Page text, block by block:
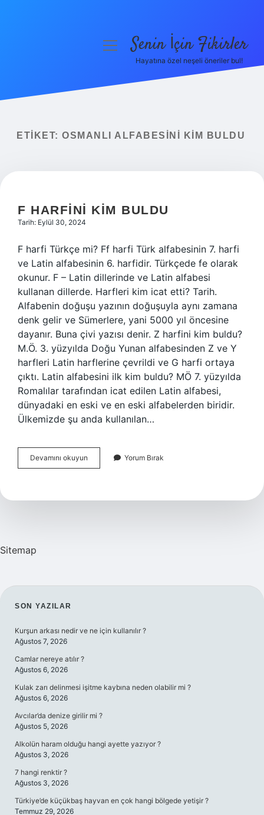
Yasal Uyarı
menüyüSenin İçin Fikirler
Hayatına özel neşeli öneriler bul!
ETIKET: OSMANLI ALFABESINI KIM BULDU
F HARFINI KIM BULDU
Tarih: Eylül 30, 2024
F harfi Türkçe mi? Ff harfi Türk alfabesinin 7. harfi
ve Latin alfabesinin 6. harfidir. Türkçede fe olarak
okunur. F – Latin dillerinde ve Latin alfabesi
kullanan dillerde. Harfleri kim icat etti? Tarih.
Alfabenin doğuşu yazının doğuşuyla aynı zamana
denk gelir ve Sümerlere, yani 5000 yıl öncesine
dayanır. Buna çivi yazısı denir. Z harfini kim buldu?
M.Ö. 3. yüzyılda Doğu Yunan alfabesinden Z ve Y
harfleri Latin harflerine çevrildi ve G harfi ortaya
çıktı. Latin alfabesini ilk kim buldu? MÖ 7. yüzyılda
Romalılar tarafından icat edilen Latin alfabesi,
dünyadaki en eski ve en eski alfabelerden biridir.
Ülkemizde şu anda kullanılan…
Devamını okuyun
Harfini
Yorum Bırak
Sitemap
SIDEBAR
SON YAZILAR
Kurşun arkası nedir ve ne için kullanılır ?
Ağustos 7, 2026
Camlar nereye atılır ?
Ağustos 6, 2026
Kulak zarı delinmesi işitme kaybına neden olabilir mi ?
Ağustos 6, 2026
Avcılar’da denize girilir mi ?
Ağustos 5, 2026
Alkolün haram olduğu hangi ayette yazıyor ?
Ağustos 3, 2026
7 hangi renktir ?
Ağustos 3, 2026
Türkiye’de küçükbaş hayvan en çok hangi bölgede yetişir ?
Temmuz 29, 2026